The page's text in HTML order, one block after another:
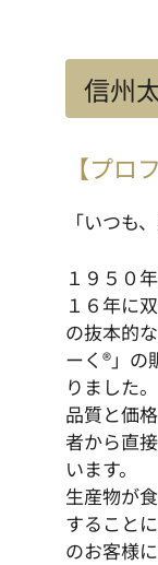
信州
【プロ
「いつも
１９５０
１６年に
の抜本的
ーく®」の
りました。
品質と価
者から直
います。
生産物が
すること
のお客様